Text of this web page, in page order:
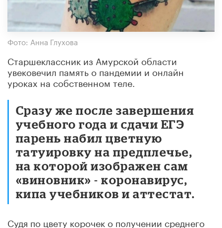
Фото: Анна Глухова
Старшеклассник из Амурской области
увековечил память о пандемии и онлайн
уроках на собственном теле.
Сразу же после завершения
учебного года и сдачи ЕГЭ
парень набил цветную
татуировку на предплечье,
на которой изображен сам
«виновник» - коронавирус,
кипа учебников и аттестат.
Судя по цвету корочек о получении среднего